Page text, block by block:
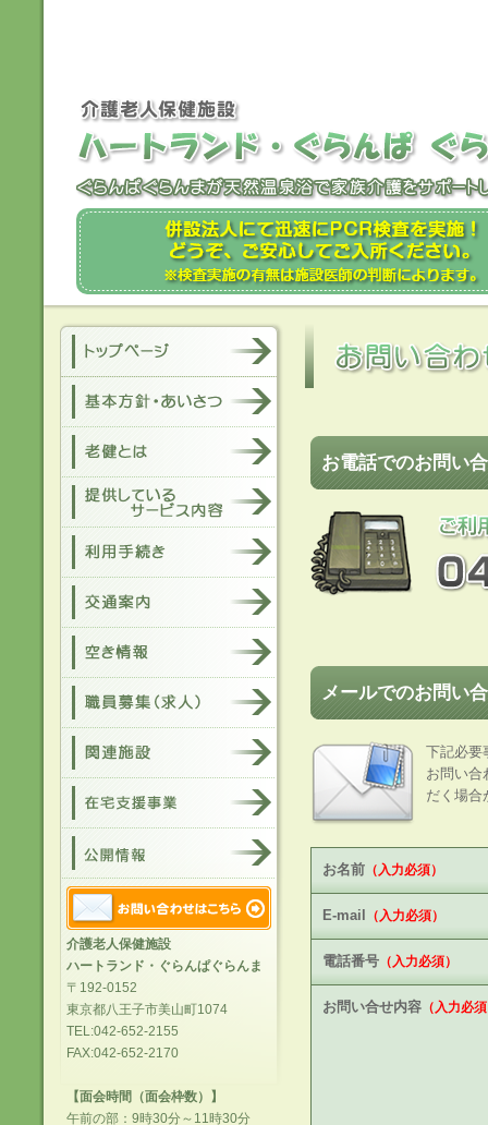
介護老人保健施設
ハートランド・ぐらんぱぐらんま
〒192-0152
東京都八王子市美山町1074
TEL:042-652-2155
FAX:042-652-2170
【面会時間（面会枠数）】
午前の部：9時30分～11時30分
お電話でのお問い
メールでのお問い
下記必要
お問い合
だく場合
お名前 （入力必須）
E-mail （入力必須）
電話番号 （入力必須）
お問い合せ内容 （入力必